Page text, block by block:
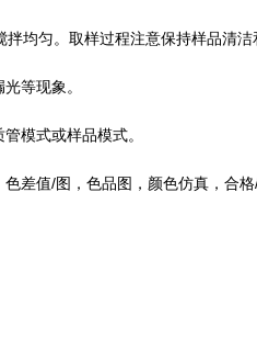
均匀。取样过程注意保持样品清洁
等现象。
模式或样品模式。
值/图，色品图，颜色仿真，合格